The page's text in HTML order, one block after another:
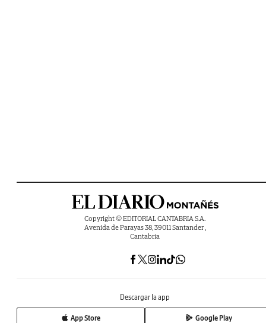
Copyright © EDITORIAL CANTABRIA S.A.
Avenida de Parayas 38, 39011 Santander ,
Cantabria
Descargar la app
App Store Google Play